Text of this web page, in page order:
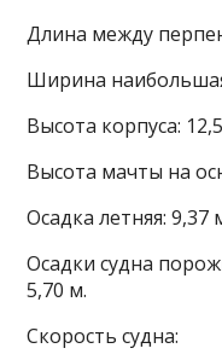
Длина между
Ширина
Высота корпуса:
Высота мачты на
Осадка летняя: 9,37
Осадки судна
5,70 м.
Скорость судна: